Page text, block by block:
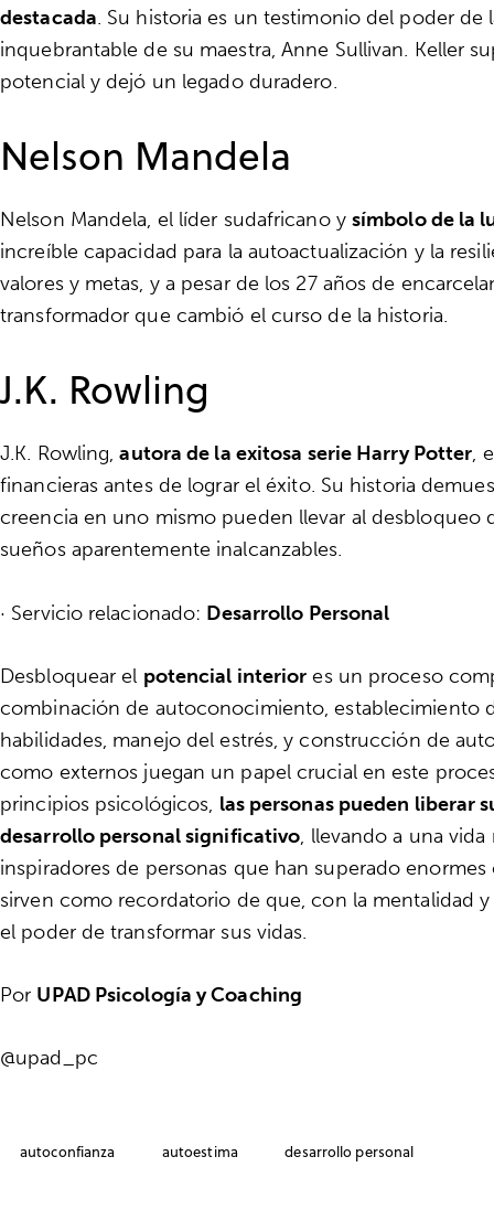
destacada. Su historia es un testimonio del poder de
inquebrantable de su maestra, Anne Sullivan. Keller
potencial y dejó un legado duradero.
Nelson Mandela
Nelson Mandela, el líder sudafricano y símbolo de la
increíble capacidad para la autoactualización y la
valores y metas, y a pesar de los 27 años de
transformador que cambió el curso de la historia.
J.K. Rowling
J.K. Rowling,autora de la exitosa serie Harry Potter,
financieras antes de lograr el éxito. Su historia
creencia en uno mismo pueden llevar al desbloqueo
sueños aparentemente inalcanzables.
· Servicio relacionado: Desarrollo Personal
Desbloquear el potencial interior es un proceso
combinación de autoconocimiento, establecimiento
habilidades, manejo del estrés, y construcción de
como externos juegan un papel crucial en este
principios psicológicos, las personas pueden liberar
desarrollo personal significativo, llevando a una vida
inspiradores de personas que han superado
sirven como recordatorio de que, con la mentalidad
el poder de transformar sus vidas.
Por UPAD Psicología y Coaching
@upad_pc
autoconfianza autoestima desarrollo personal